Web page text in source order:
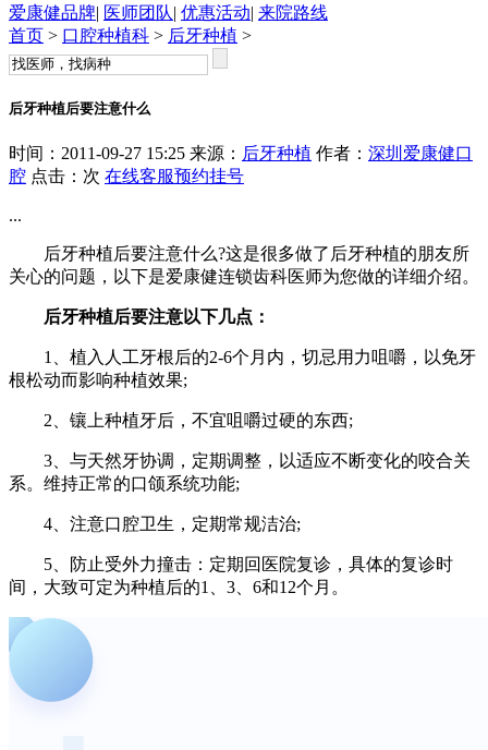
爱康健品牌| 医师团队| 优惠活动| 来院路线
首页 > 口腔种植科 > 后牙种植 >
后牙种植后要注意什么
时间：2011-09-27 15:25 来源： 后牙种植 作者： 深圳爱康健口
腔 点击： 次 在线客服预约挂号
...
后牙种植后要注意什么?这是很多做了后牙种植的朋友所
关心的问题，以下是爱康健连锁齿科医师为您做的详细介绍。
后牙种植后要注意以下几点：
1、植入人工牙根后的2-6个月内，切忌用力咀嚼，以免牙
根松动而影响种植效果;
2、镶上种植牙后，不宜咀嚼过硬的东西;
3、与天然牙协调，定期调整，以适应不断变化的咬合关
系。维持正常的口颌系统功能;
4、注意口腔卫生，定期常规洁治;
5、防止受外力撞击：定期回医院复诊，具体的复诊时
间，大致可定为种植后的1、3、6和12个月。